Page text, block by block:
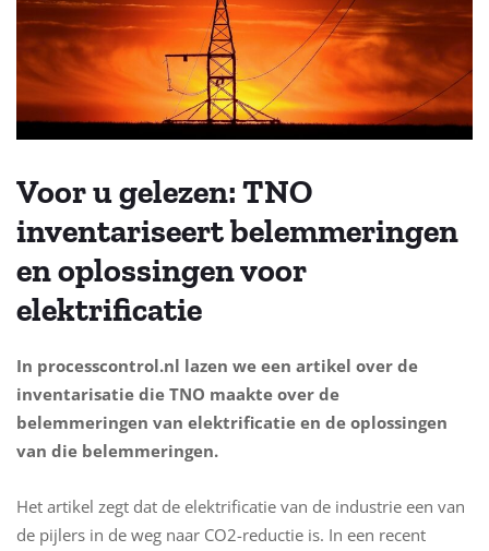
Voor u gelezen: TNO
inventariseert belemmeringen
en oplossingen voor
elektrificatie
In processcontrol.nl lazen we een artikel over de
inventarisatie die TNO maakte over de
belemmeringen van elektrificatie en de oplossingen
van die belemmeringen.
Het artikel zegt dat de elektrificatie van de industrie een van
de pijlers in de weg naar CO2-reductie is. In een recent